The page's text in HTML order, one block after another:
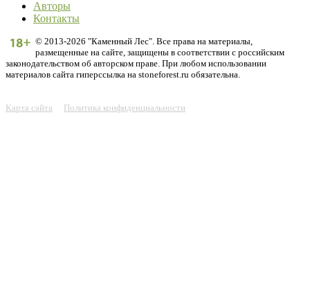
Авторы
Контакты
© 2013-2026 "Каменный Лес". Все права на материалы,
размещенные на сайте, защищены в соответствии с российским
законодательством об авторском праве. При любом использовании
материалов сайта гиперссылка на stoneforest.ru обязательна.
Карта сайта Политика конфиденциальности